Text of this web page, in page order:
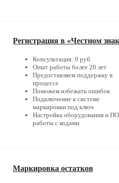
Регистрация в «Честном
Консультация: 0 руб.
Опыт работы более 20 лет
Предоставляем поддержку в
процессе
Поможем избежать ошибок
Подключение к системе
маркировки под ключ
Настройка оборудования и
работы с кодами
Маркировка остатков